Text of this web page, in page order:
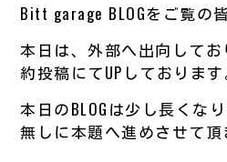
Bitt garage BLOGをご覧の
本日は、外部へ出向して
約投稿にてUPしております
本日のBLOGは少し長くな
無しに本題へ進めさせて